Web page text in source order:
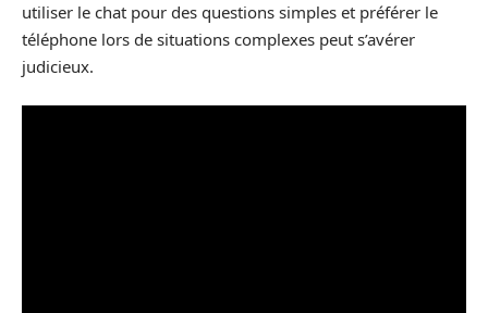
utiliser le chat pour des questions simples et préférer le
téléphone lors de situations complexes peut s’avérer
judicieux.